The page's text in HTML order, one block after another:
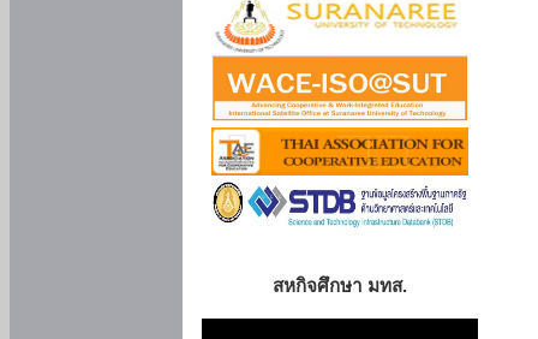
สหกิจศึกษา มทส.